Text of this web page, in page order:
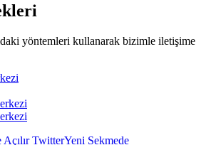
yöntemleri kullanarak bizimle iletişime
TwitterYeni Sekmede